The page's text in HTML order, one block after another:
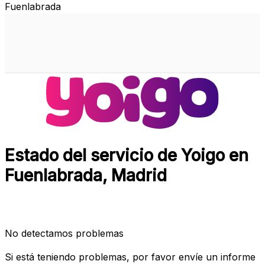
Fuenlabrada
Estado del servicio de Yoigo en
Fuenlabrada, Madrid
No detectamos problemas
Si está teniendo problemas, por favor envíe un informe